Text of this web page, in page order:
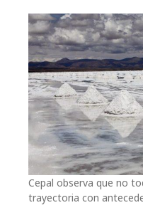
Cepal observa que no
trayectoria con